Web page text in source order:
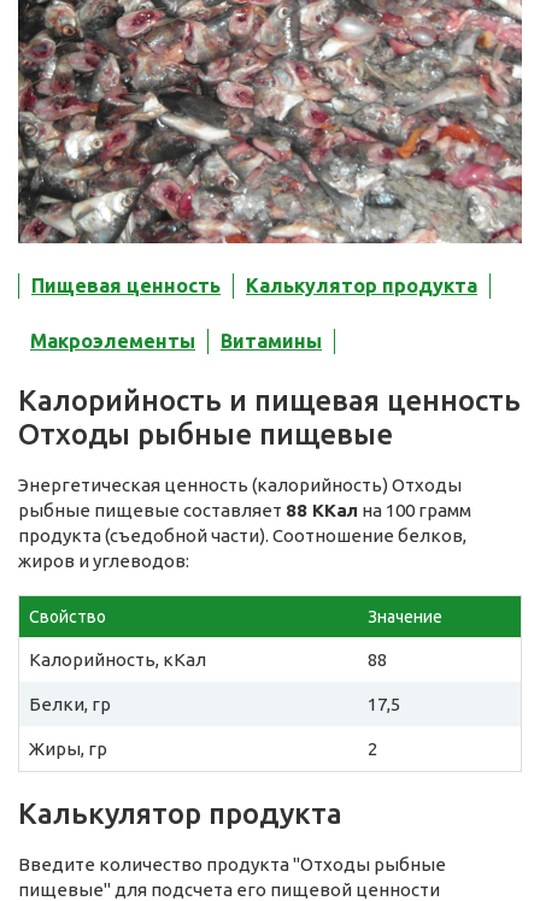
Пищевая ценность Калькулятор продукта
Макроэлементы Витамины
Калорийность и пищевая ценность
Отходы рыбные пищевые
Энергетическая ценность (калорийность) Отходы
рыбные пищевые составляет 88 ККал на 100 грамм
продукта (съедобной части). Соотношение белков,
жиров и углеводов:
Свойство Значение
Калорийность, кКал 88
Белки, гр 17,5
Жиры, гр 2
Калькулятор продукта
Введите количество продукта "Отходы рыбные
пищевые" для подсчета его пищевой ценности